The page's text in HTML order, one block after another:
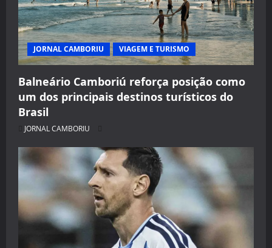
JORNAL CAMBORIU VIAGEM E TURISMO
Balneário Camboriú reforça posição como
um dos principais destinos turísticos do
Brasil
JORNAL CAMBORIU